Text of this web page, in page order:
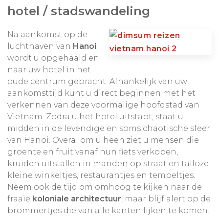
gekozen hotel-upgrades met bijbehorende
meerprijs.
Aanpassingen in de route en het aantal dagen is
uiteraard mogelijk. Wij maken uw reis
100% op maat!
hotel / stadswandeling
Na aankomst op de
luchthaven van Hanoi
wordt u opgehaald en
naar uw hotel in het
oude centrum gebracht. Afhankelijk van uw
aankomsttijd kunt u direct beginnen met het
verkennen van deze voormalige hoofdstad van
Vietnam. Zodra u het hotel uitstapt, staat u
midden in de levendige en soms chaotische sfeer
van Hanoi. Overal om u heen ziet u mensen die
groente en fruit vanaf hun fiets verkopen,
kruiden uitstallen in manden op straat en talloze
kleine winkeltjes, restaurantjes en tempeltjes.
Neem ook de tijd om omhoog te kijken naar de
fraaie koloniale architectuur, maar blijf alert op de
brommertjes die van alle kanten lijken te komen.